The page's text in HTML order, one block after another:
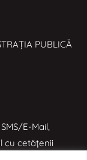
PUBLICĂ
E-Mail,
cu cetățenii